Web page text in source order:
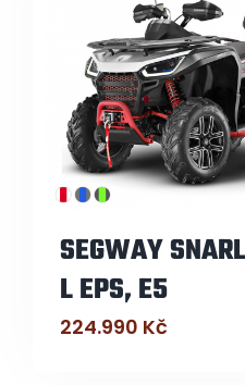
SEGWAY
L EPS, E5
224.990 Kč